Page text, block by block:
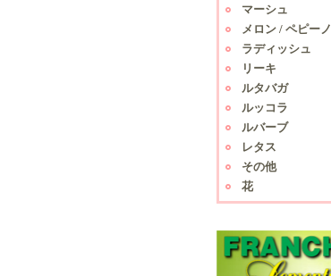
マーシュ
メロン / ペピーノ
ラディッシュ
リーキ
ルタバガ
ルッコラ
ルバーブ
レタス
その他
花